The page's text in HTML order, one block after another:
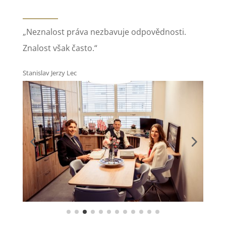
„Neznalost práva nezbavuje odpovědnosti.
Znalost však často.“
Stanislav Jerzy Lec